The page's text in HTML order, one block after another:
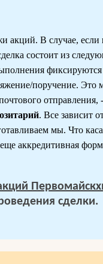
В случае,
состоит из
поручение. Это
. Все зависит
мы. Что
аккредитивная
сделки.